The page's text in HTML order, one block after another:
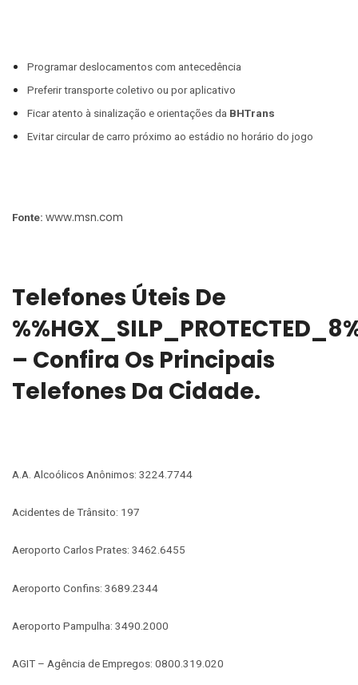
Programar deslocamentos com antecedência
Preferir transporte coletivo ou por aplicativo
Ficar atento à sinalização e orientações da BHTrans
Evitar circular de carro próximo ao estádio no horário do jogo
Fonte: www.msn.com
Telefones Úteis De
– Confira Os Principais
Telefones Da Cidade.
A.A. Alcoólicos Anônimos: 3224.7744
Acidentes de Trânsito: 197
Aeroporto Carlos Prates: 3462.6455
Aeroporto Confins: 3689.2344
Aeroporto Pampulha: 3490.2000
AGIT – Agência de Empregos: 0800.319.020